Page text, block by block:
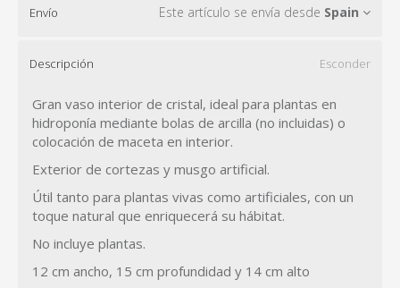
Envío Este artículo se envía desde Spain
Descripción Esconder
Gran vaso interior de cristal, ideal para plantas en
hidroponía mediante bolas de arcilla (no incluidas) o
colocación de maceta en interior.
Exterior de cortezas y musgo artificial.
Útil tanto para plantas vivas como artificiales, con un
toque natural que enriquecerá su hábitat.
No incluye plantas.
12 cm ancho, 15 cm profundidad y 14 cm alto